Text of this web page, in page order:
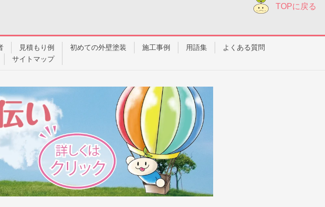
TOPに戻る
見積もり例 初めての外壁塗装 施工事例 用語集
よくある質問
サイトマップ